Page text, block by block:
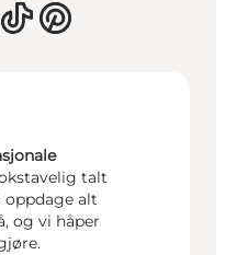
talt
oppdage alt
og vi håper